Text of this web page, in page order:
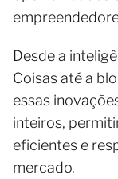
Desde a
Coisas até a
essas
inteiros,
eficientes e
mercado.